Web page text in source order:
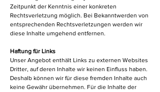
Zeitpunkt der Kenntnis einer konkreten
Rechtsverletzung möglich. Bei Bekanntwerden von
entsprechenden Rechtsverletzungen werden wir
diese Inhalte umgehend entfernen.
Haftung für Links
Unser Angebot enthält Links zu externen Websites
Dritter, auf deren Inhalte wir keinen Einfluss haben.
Deshalb können wir für diese fremden Inhalte auch
keine Gewähr übernehmen. Für die Inhalte der